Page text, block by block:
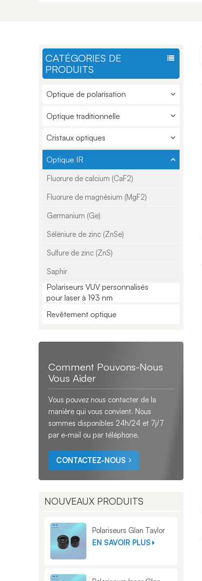
CATÉGORIES DE
PRODUITS
Optique de polarisation
Optique traditionnelle
Cristaux optiques
Optique IR
Fluorure de calcium (CaF2)
Fluorure de magnésium (MgF2)
Germanium (Ge)
Séléniure de zinc (ZnSe)
Sulfure de zinc (ZnS)
Saphir
Polariseurs VUV personnalisés
pour laser à 193 nm
Revêtement optique
Comment Pouvons-Nous
Vous Aider
Vous pouvez nous contacter de la
manière qui vous convient. Nous
sommes disponibles 24h/24 et 7j/7
par e-mail ou par téléphone.
CONTACTEZ-NOUS
NOUVEAUX PRODUITS
Polariseurs Glan Taylor
EN SAVOIR PLUS